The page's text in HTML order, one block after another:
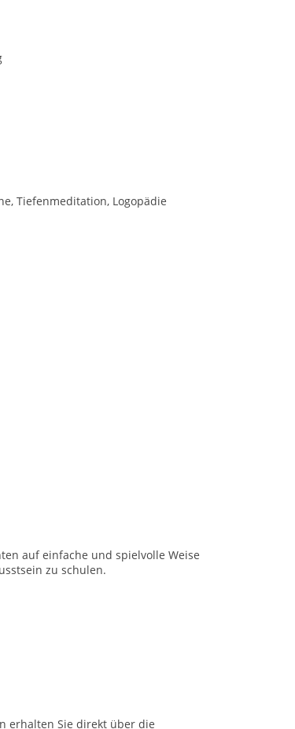
Tiefenmeditation, Logopädie
auf einfache und spielvolle Weise
zu schulen.
erhalten Sie direkt über die